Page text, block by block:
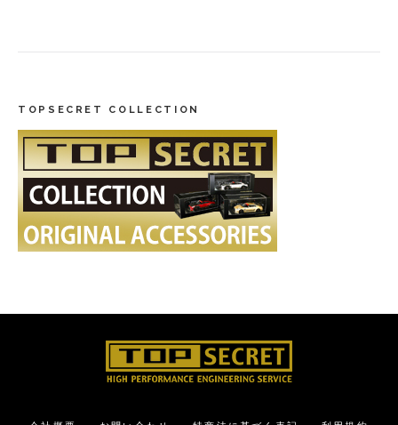
TOPSECRET COLLECTION